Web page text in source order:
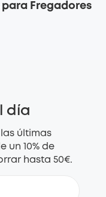
para Fregadores
día
últimas
un 10% de
hasta 50€.